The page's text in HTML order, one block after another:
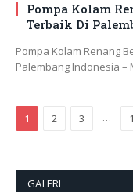
Pompa Kolam
Terbaik Di
Pompa Kolam Renang
Palembang Indonesia
1 2 3 …
GALERI